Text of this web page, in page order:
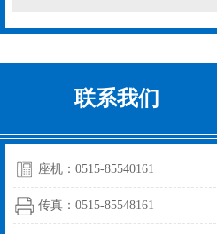
联系我们
座机：0515-85540161
传真：0515-85548161